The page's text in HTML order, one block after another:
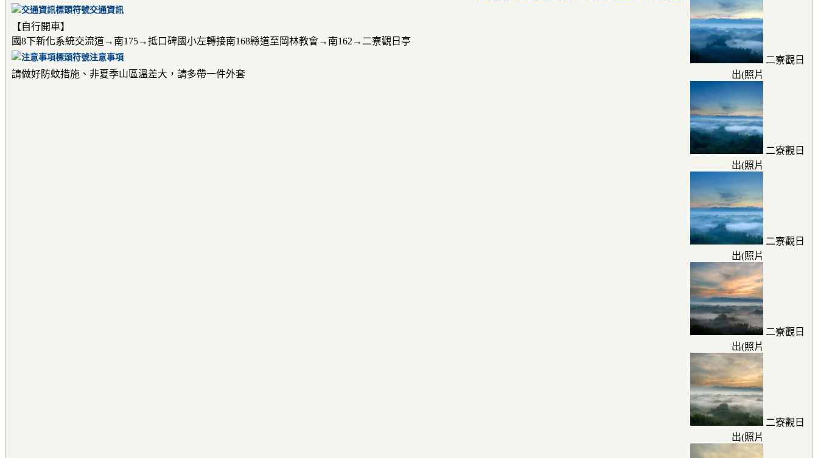
二寮觀日
出(照片
二寮觀日
出(照片
二寮觀日
出(照片
二寮觀日
出(照片
二寮觀日
出(照片
交通資訊
【自行開車】
國8下新化系統交流道→南175→抵口碑國小左轉接南168縣道至岡林教會→南162→二寮觀日亭
注意事項
請做好防蚊措施、非夏季山區溫差大，請多帶一件外套